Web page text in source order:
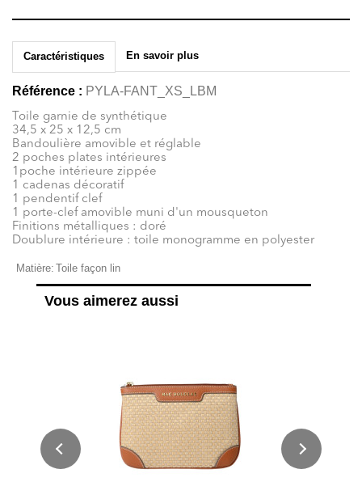
Caractéristiques En savoir plus
Référence : PYLA-FANT_XS_LBM
Toile garnie de synthétique
34,5 x 25 x 12,5 cm
Bandoulière amovible et réglable
2 poches plates intérieures
1poche intérieure zippée
1 cadenas décoratif
1 pendentif clef
1 porte-clef amovible muni d'un mousqueton
Finitions métalliques : doré
Doublure intérieure : toile monogramme en polyester
Matière: Toile façon lin
Vous aimerez aussi